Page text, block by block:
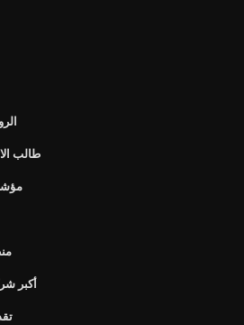
طالب
أكبر